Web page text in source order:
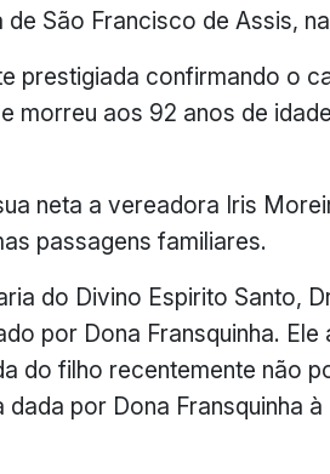
São Francisco de Assis,
prestigiada confirmando o
morreu aos 92 anos de
neta a vereadora Iris
passagens familiares.
do Divino Espirito Santo,
por Dona Fransquinha. Ele
do filho recentemente não
por Dona Fransquinha